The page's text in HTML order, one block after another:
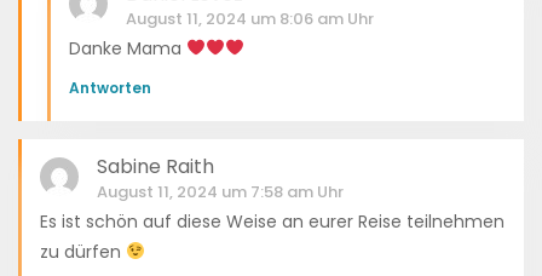
August 11, 2024 um 8:06 am Uhr
Danke Mama
Antworten
Sabine Raith
August 11, 2024 um 7:58 am Uhr
Es ist schön auf diese Weise an eurer Reise teilnehmen
zu dürfen